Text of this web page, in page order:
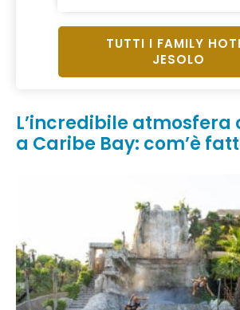
TUTTI I FAMILY
JESOLO
L’incredibile
a Caribe Bay: com’è